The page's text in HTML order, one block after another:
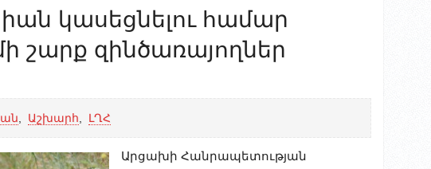
կասեցնելու համար
շարք զինծառայողներ
Աշխարհ ԼՂՀ
Արցախի Հանրապետության